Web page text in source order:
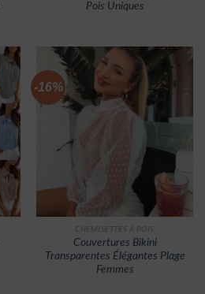
Pois Uniques
-16%
CHEMISETTES À POIS
Couvertures Bikini
Transparentes Élégantes Plage
Femmes